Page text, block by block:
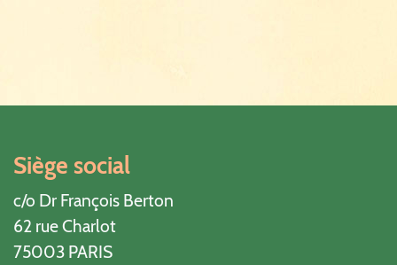
Siège social
c/o Dr François Berton
62 rue Charlot
75003 PARIS